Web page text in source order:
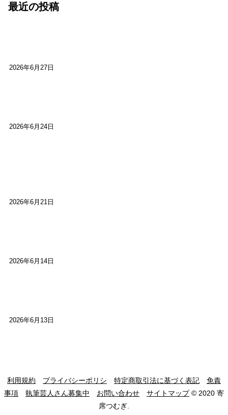
最近の投稿
2026年6月27日
2026年6月24日
2026年6月21日
2026年6月14日
2026年6月13日
利用規約 プライバシーポリシ 特定商取引法に基づく表記
免責
事項
執筆芸人さん募集中 お問い合わせ サイトマップ© 2020 寄
席つむぎ.